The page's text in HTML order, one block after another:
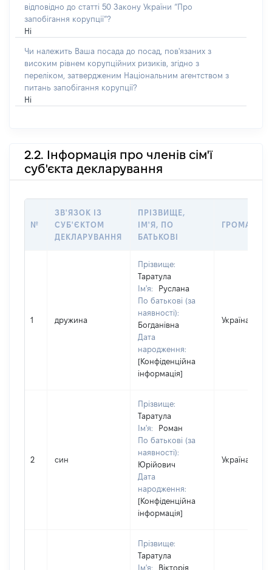
відповідно до статті 50 Закону України “Про
запобігання корупції”?
Ні
Чи належить Ваша посада до посад, пов'язаних з
високим рівнем корупційних ризиків, згідно з
переліком, затвердженим Національним агентством з
питань запобігання корупції?
Ні
2.2. Інформація про членів сім'ї
суб'єкта декларування
№
ЗВ'ЯЗОК ІЗ
СУБ'ЄКТОМ
ДЕКЛАРУВАННЯ
ПРІЗВИЩЕ,
ІМ'Я, ПО
БАТЬКОВІ
1 дружина
Прізвище:
Таратула
Ім'я:
Руслана
По батькові (за
наявності):
Богданівна
Дата
народження:
[Конфіденційна
інформація]
Україна
2 син
Прізвище:
Таратула
Ім'я:
Роман
По батькові (за
наявності):
Юрійович
Дата
народження:
[Конфіденційна
інформація]
Україна
Прізвище:
Таратула
Ім'я:
Вікторія